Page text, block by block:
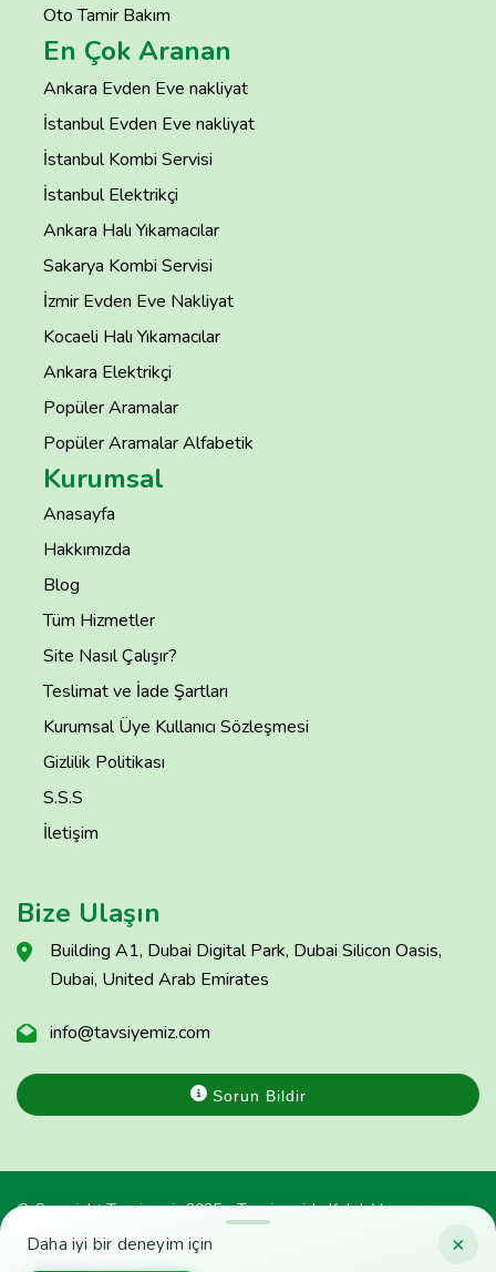
×
Daha iyi bir deneyim için
Oto Tamir Bakım
En Çok Aranan
Ankara Evden Eve nakliyat
İstanbul Evden Eve nakliyat
İstanbul Kombi Servisi
İstanbul Elektrikçi
Ankara Halı Yıkamacılar
Sakarya Kombi Servisi
İzmir Evden Eve Nakliyat
Kocaeli Halı Yıkamacılar
Ankara Elektrikçi
Popüler Aramalar
Popüler Aramalar Alfabetik
Kurumsal
Anasayfa
Hakkımızda
Blog
Tüm Hizmetler
Site Nasıl Çalışır?
Teslimat ve İade Şartları
Kurumsal Üye Kullanıcı Sözleşmesi
Gizlilik Politikası
S.S.S
İletişim
Bize Ulaşın
Building A1, Dubai Digital Park, Dubai Silicon Oasis,
Dubai, United Arab Emirates
info@tavsiyemiz.com
Sorun Bildir
© Copyright Tavsiyemiz 2025 - Tavsiyemiz'e Kulak Ver